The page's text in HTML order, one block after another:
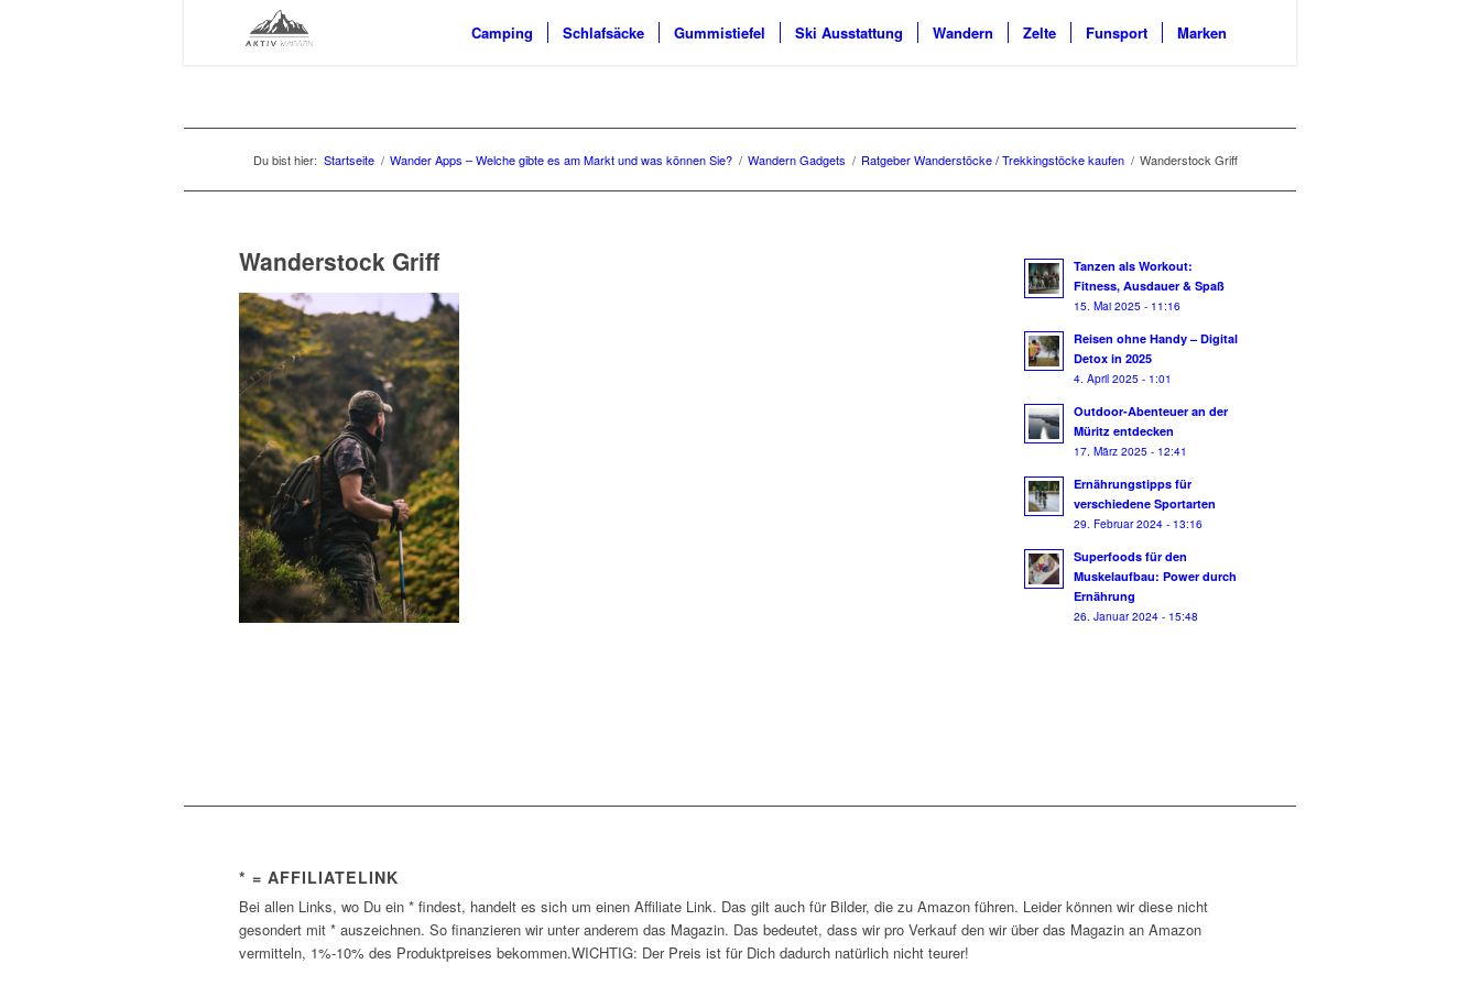
Camping Schlafsäcke Gummistiefel Ski Ausstattung Wandern Zelte Funsport Marken
Du bist hier: Startseite / Wander Apps – Welche gibte es am Markt und was können Sie? / Wandern Gadgets / Ratgeber Wanderstöcke / Trekkingstöcke kaufen / Wanderstock Griff
Wanderstock Griff
Tanzen als Workout:
Fitness, Ausdauer & Spaß
15. Mai 2025 - 11:16
Reisen ohne Handy – Digital
Detox in 2025
4. April 2025 - 1:01
Outdoor-Abenteuer an der
Müritz entdecken
17. März 2025 - 12:41
Ernährungstipps für
verschiedene Sportarten
29. Februar 2024 - 13:16
Superfoods für den
Muskelaufbau: Power durch
Ernährung
26. Januar 2024 - 15:48
* = AFFILIATELINK
Bei allen Links, wo Du ein * findest, handelt es sich um einen Affiliate Link. Das gilt auch für Bilder, die zu Amazon führen. Leider können wir diese nicht
gesondert mit * auszeichnen. So finanzieren wir unter anderem das Magazin. Das bedeutet, dass wir pro Verkauf den wir über das Magazin an Amazon
vermitteln, 1%-10% des Produktpreises bekommen.WICHTIG: Der Preis ist für Dich dadurch natürlich nicht teurer!